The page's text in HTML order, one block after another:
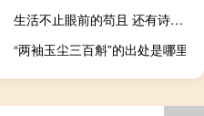
生活不止眼前的苟且 还有诗和远方什么梗
“两袖玉尘三百斛”的出处是哪里